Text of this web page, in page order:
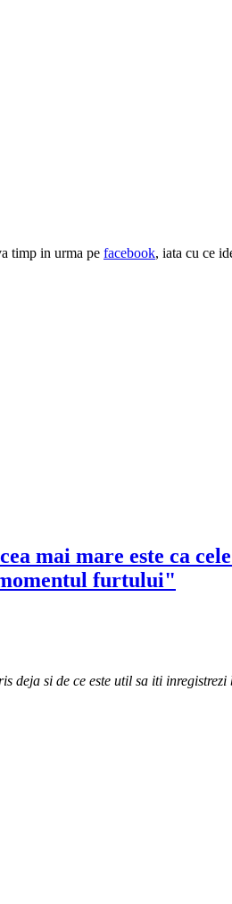
timp in urma pe facebook, iata cu ce
mai mare este ca
furtului"
deja si de ce este util sa iti